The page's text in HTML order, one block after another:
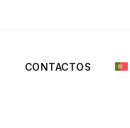
CONTACTOS